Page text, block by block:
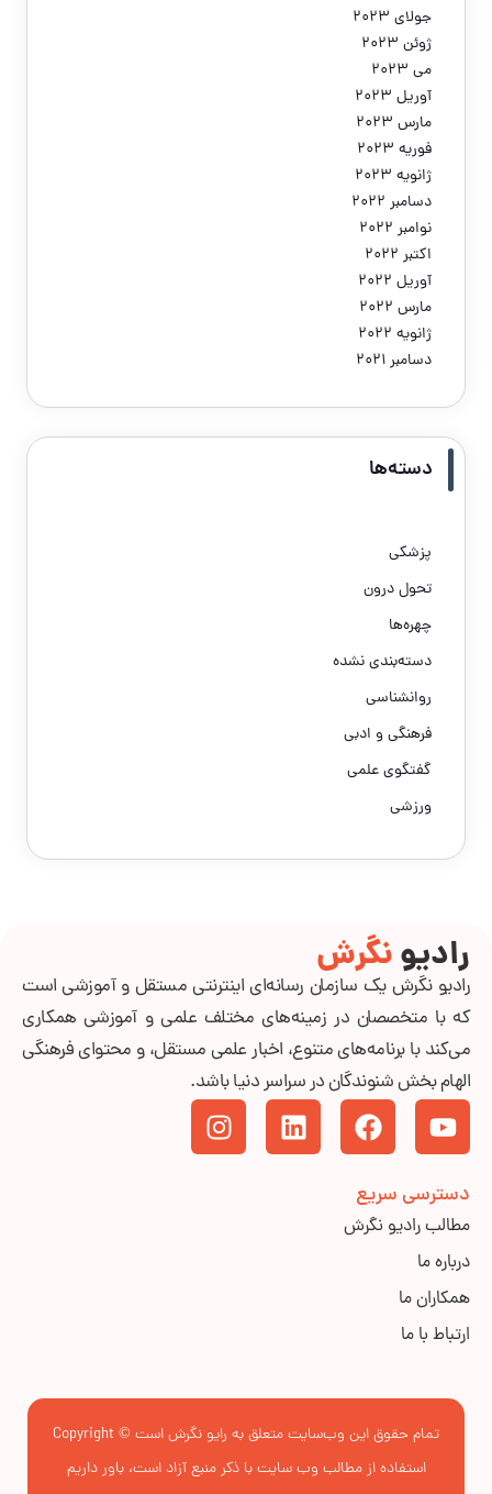
جولای 2023
ژوئن 2023
می 2023
آوریل 2023
مارس 2023
فوریه 2023
ژانویه 2023
دسامبر 2022
نوامبر 2022
اکتبر 2022
آوریل 2022
مارس 2022
ژانویه 2022
دسامبر 2021
دسته‌ها
پزشکی
تحول درون
چهره‌ها
دسته‌بندی نشده
روانشناسی
فرهنگی و ادبی
گفتگوی علمی
ورزشی
رادیونگرش
رادیو نگرش یک سازمان رسانه‌ای اینترنتی مستقل و آموزشی است
که با متخصصان در زمینه‌های مختلف علمی و آموزشی همکاری
می‌کند با برنامه‌های متنوع، اخبار علمی مستقل، و محتوای فرهنگی
الهام بخش شنوندگان در سراسر دنیا باشد.
دسترسی سریع
مطالب رادیو نگرش
درباره ما
همکاران ما
ارتباط با ما
تمام حقوق این وب‌سایت متعلق به رایو نگرش است © Copyright
استفاده از مطالب وب سایت با ذکر منبع آزاد است، باور داریم